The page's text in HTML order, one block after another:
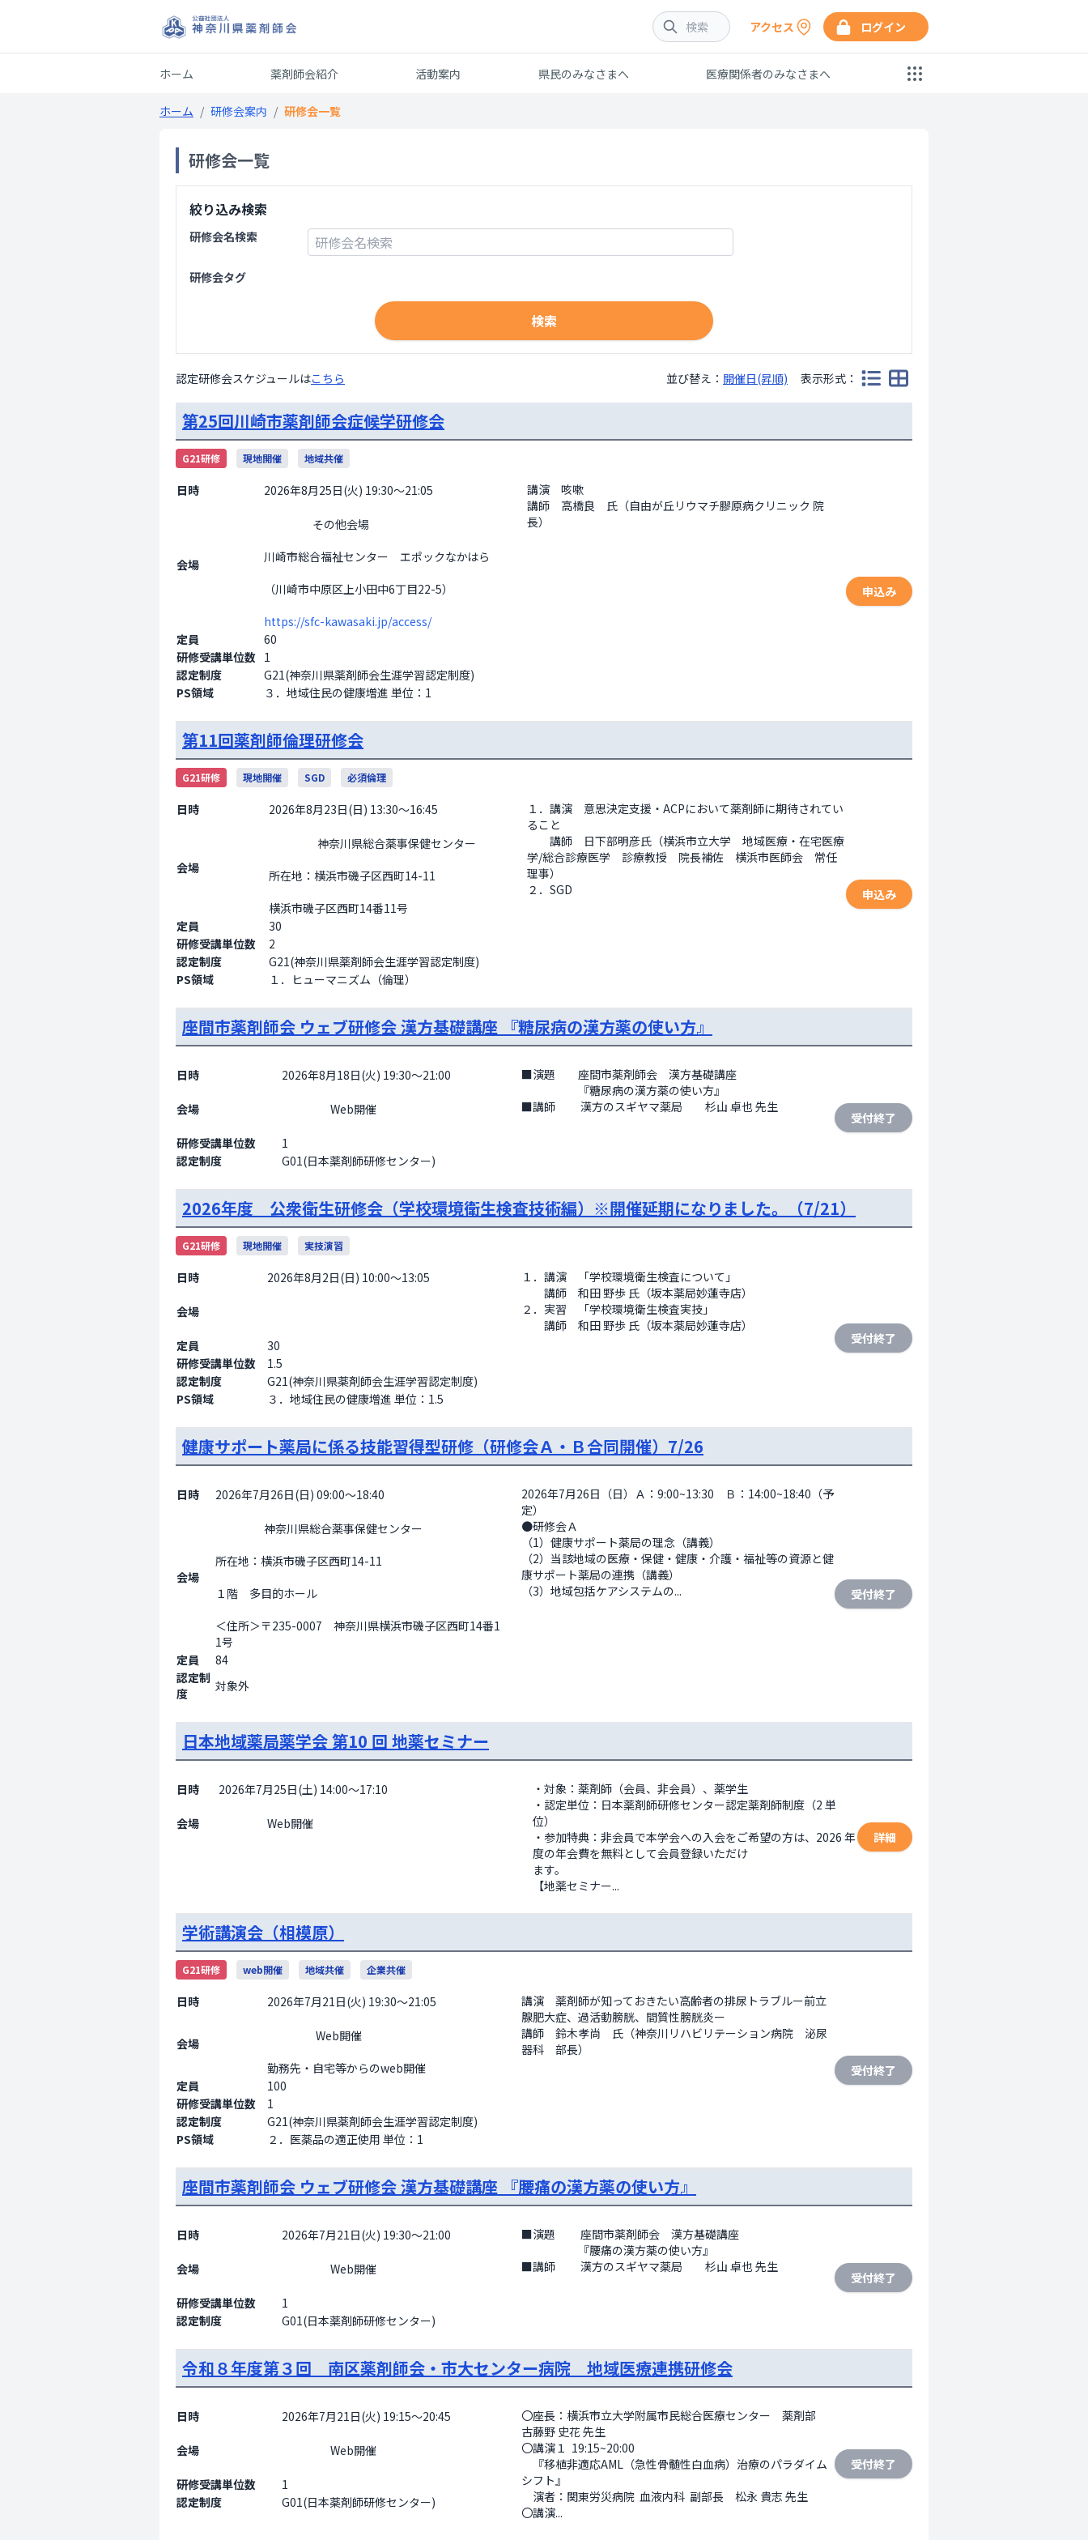
アクセス ログイン
ホーム 薬剤師会紹介 活動案内 県民のみなさまへ 医療関係者のみなさまへ
ホーム / 研修会案内 / 研修会一覧
研修会一覧
絞り込み検索
研修会名検索
研修会タグ
検索
認定研修会スケジュールはこちら 並び替え： 開催日(昇順) 表示形式：
第25回川崎市薬剤師会症候学研修会
G21研修 現地開催 地域共催
日時 2026年8月25日(火) 19:30～21:05
会場
川崎市総合福祉センター　エポックなかはら
（川崎市中原区上小田中6丁目22-5）
https://sfc-kawasaki.jp/access/
定員
60
研修受講単位数 1
認定制度
G21(神奈川県薬剤師会生涯学習認定制度)
PS領域
３．地域住民の健康増進 単位：1
講演　咳嗽
講師　高橋良　氏（自由が丘リウマチ膠原病クリニック 院
長）
申込み
第11回薬剤師倫理研修会
G21研修 現地開催 SGD 必須倫理
日時 2026年8月23日(日) 13:30～16:45
会場
所在地：横浜市磯子区西町14-11
横浜市磯子区西町14番11号
定員
30
研修受講単位数
2
認定制度
G21(神奈川県薬剤師会生涯学習認定制度)
PS領域
１．ヒューマニズム（倫理）
１．講演　意思決定支援・ACPにおいて薬剤師に期待されてい
ること
講師　日下部明彦氏（横浜市立大学　地域医療・在宅医療
学/総合診療医学　診療教授　院長補佐　横浜市医師会　常任
理事）
２．SGD
申込み
座間市薬剤師会 ウェブ研修会 漢方基礎講座 『糖尿病の漢方薬の使い方』
日時 2026年8月18日(火) 19:30～21:00
会場
研修受講単位数
1
認定制度
G01(日本薬剤師研修センター)
■演題　　座間市薬剤師会　漢方基礎講座
『糖尿病の漢方薬の使い方』
■講師　　 漢方のスギヤマ薬局　　杉山 卓也 先生
受付終了
2026年度 公衆衛生研修会（学校環境衛生検査技術編）※開催延期になりました。（7/21）
G21研修 現地開催 実技演習
日時 2026年8月2日(日) 10:00～13:05
会場
定員
30
研修受講単位数
1.5
認定制度
G21(神奈川県薬剤師会生涯学習認定制度)
PS領域
３．地域住民の健康増進 単位：1.5
１．講演　「学校環境衛生検査について」
講師　和田 野歩 氏（坂本薬局妙蓮寺店）
２．実習　「学校環境衛生検査実技」
講師　和田 野歩 氏（坂本薬局妙蓮寺店）
受付終了
健康サポート薬局に係る技能習得型研修（研修会Ａ・Ｂ合同開催）7/26
日時 2026年7月26日(日) 09:00～18:40
会場
所在地：横浜市磯子区西町14-11
１階　多目的ホール
＜住所＞〒235-0007　神奈川県横浜市磯子区西町14番1
1号
定員
84
認定制
度
対象外
2026年7月26日（日）Ａ：9:00~13:30　Ｂ：14:00~18:40（予
定）
●研修会Ａ
（1）健康サポート薬局の理念（講義）
（2）当該地域の医療・保健・健康・介護・福祉等の資源と健
康サポート薬局の連携（講義）
（3）地域包括ケアシステムの...
受付終了
日本地域薬局薬学会 第10 回 地薬セミナー
日時 2026年7月25日(土) 14:00～17:10
会場
・対象：薬剤師（会員、非会員）、薬学生
・認定単位：日本薬剤師研修センター認定薬剤師制度（2 単
位）
・参加特典：非会員で本学会への入会をご希望の方は、2026 年
度の年会費を無料として会員登録いただけ
ます。
【地薬セミナー...
詳細
学術講演会（相模原）
G21研修 web開催 地域共催 企業共催
日時 2026年7月21日(火) 19:30～21:05
会場
勤務先・自宅等からのweb開催
定員
100
研修受講単位数
1
認定制度
G21(神奈川県薬剤師会生涯学習認定制度)
PS領域
２．医薬品の適正使用 単位：1
講演　薬剤師が知っておきたい高齢者の排尿トラブルー前立
腺肥大症、過活動膀胱、間質性膀胱炎ー
講師　鈴木孝尚　氏（神奈川リハビリテーション病院　泌尿
器科　部長）
受付終了
座間市薬剤師会 ウェブ研修会 漢方基礎講座 『腰痛の漢方薬の使い方』
日時 2026年7月21日(火) 19:30～21:00
会場
研修受講単位数
1
認定制度
G01(日本薬剤師研修センター)
■演題　　 座間市薬剤師会　漢方基礎講座
『腰痛の漢方薬の使い方』
■講師　　 漢方のスギヤマ薬局　　杉山 卓也 先生
受付終了
令和８年度第３回 南区薬剤師会・市大センター病院 地域医療連携研修会
日時 2026年7月21日(火) 19:15～20:45
会場
研修受講単位数
1
認定制度
G01(日本薬剤師研修センター)
〇座長：横浜市⽴⼤学附属市⺠総合医療センター　薬剤部
古藤野 史花 先生
〇講演１  19:15~20:00
『移植非適応AML（急性骨髄性白血病）治療のパラダイム
シフト』
演者：関東労災病院  血液内科  副部⻑　松永 貴志 先生
〇講演...
受付終了